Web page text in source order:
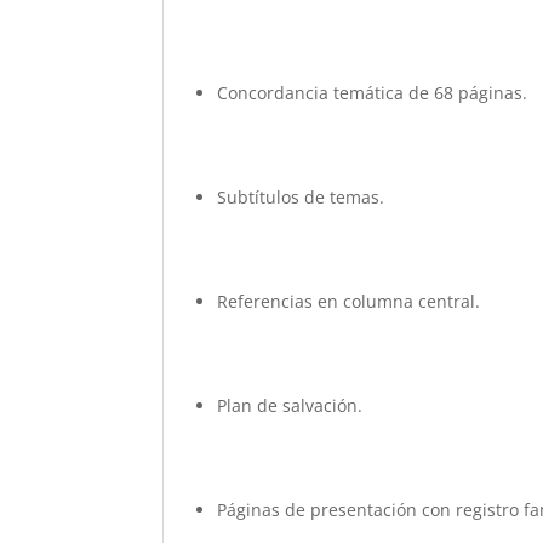
Concordancia temática de 68 páginas.
Subtítulos de temas.
Referencias en columna central.
Plan de salvación.
Páginas de presentación con registro